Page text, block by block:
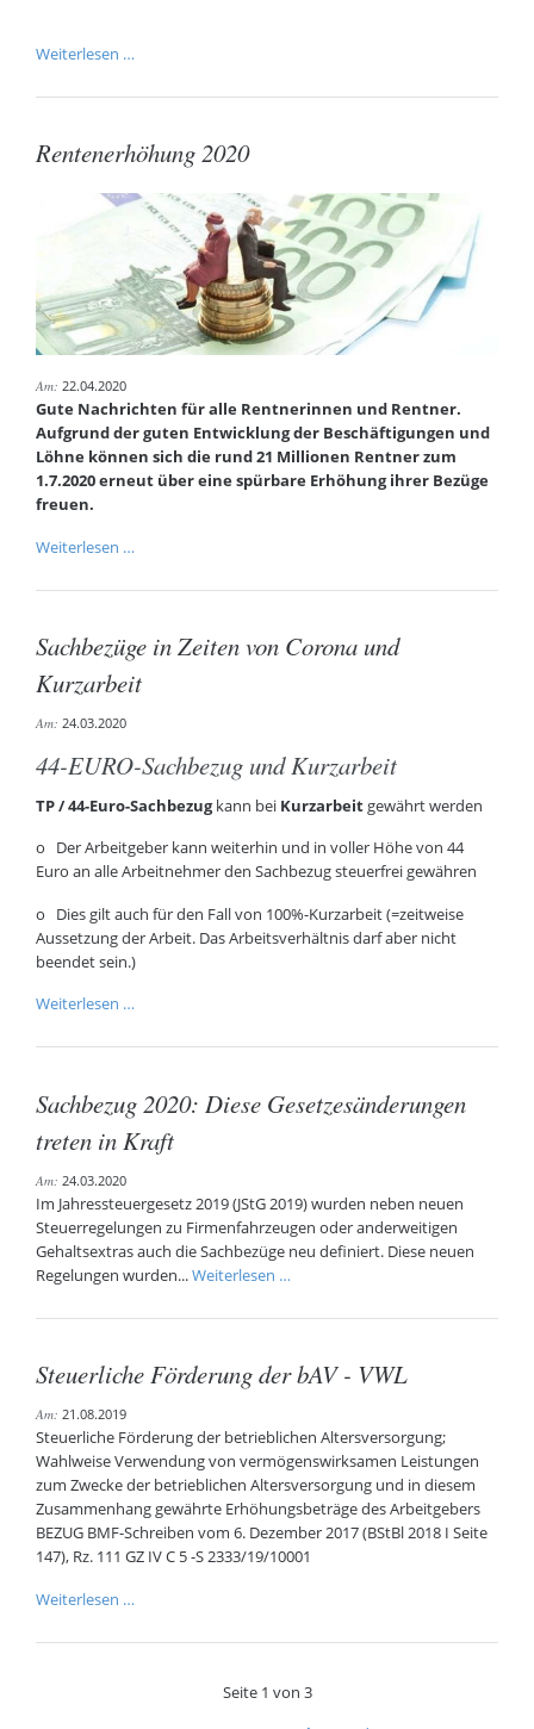
Weiterlesen …Abgrenzung
Geldleistung
Sachbezug
BMF
13.04.2021
Rentenerhöhung 2020
Am: 22.04.2020
Gute Nachrichten für alle Rentnerinnen und Rentner.
Aufgrund der guten Entwicklung der Beschäftigungen und
Löhne können sich die rund 21 Millionen Rentner zum
1.7.2020 erneut über eine spürbare Erhöhung ihrer Bezüge
freuen.
Weiterlesen …Rentenerhöhung
Sachbezüge in Zeiten von Corona und
Kurzarbeit
Am: 24.03.2020
44-EURO-Sachbezug und Kurzarbeit
TP / 44-Euro-Sachbezugkann bei Kurzarbeitgewährt werden
o Der Arbeitgeber kann weiterhin und in voller Höhe von 44
Euro an alle Arbeitnehmer den Sachbezug steuerfrei gewähren
o Dies gilt auch für den Fall von 100%-Kurzarbeit (=zeitweise
Aussetzung der Arbeit. Das Arbeitsverhältnis darf aber nicht
beendet sein.)
Weiterlesen …Sachbezüge
Zeiten
Corona
und
Kurzarbeit
Sachbezug 2020: Diese Gesetzesänderungen
treten in Kraft
Am: 24.03.2020
Im Jahressteuergesetz 2019 (JStG 2019) wurden neben neuen
Steuerregelungen zu Firmenfahrzeugen oder anderweitigen
Gehaltsextras auch die Sachbezüge neu definiert. Diese neuen
Regelungen wurden...Weiterlesen …Sachbezug
Diese
treten
Steuerliche Förderung der bAV - VWL
Am: 21.08.2019
Steuerliche Förderung der betrieblichen Altersversorgung;
Wahlweise Verwendung von vermögenswirksamen Leistungen
zum Zwecke der betrieblichen Altersversorgung und in diesem
Zusammenhang gewährte Erhöhungsbeträge des Arbeitgebers
BEZUG BMF-Schreiben vom 6. Dezember 2017 (BStBl 2018 I Seite
147), Rz. 111 GZ IV C 5 -S 2333/19/10001
Weiterlesen …Steuerliche
der
Seite 1 von 3